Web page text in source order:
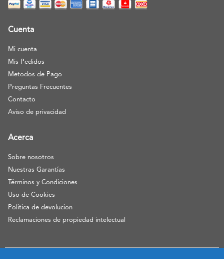
Cuenta
Mi cuenta
Mis Pedidos
Metodos de Pago
Preguntas Frecuentes
Contacto
Aviso de privacidad
Acerca
Sobre nosotros
Nuestras Garantías
Términos y Condiciones
Uso de Cookies
Politica de devolucion
Reclamaciones de propiedad intelectual